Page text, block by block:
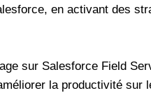
en activant des
sur Salesforce Field
la productivité sur